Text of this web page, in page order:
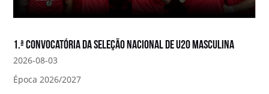
1.ª convocatória da Seleção Nacional de U20 Masculina
2026-08-03
Época 2026/2027